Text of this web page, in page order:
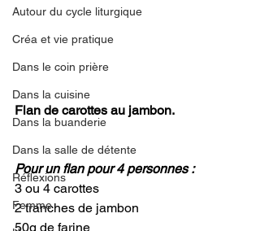
Autour du cycle liturgique
Créa et vie pratique
Dans le coin prière
Dans la cuisine
Dans la buanderie
Dans la salle de détente
Réflexions
Femme
Flan de carottes au jambon.
Pour un flan pour 4 personnes :
3 ou 4 carottes
2 tranches de jambon
50g de farine